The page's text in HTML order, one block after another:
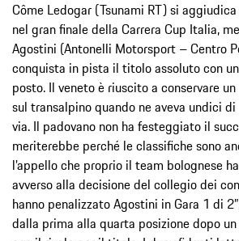
Côme Ledogar (Tsunami RT) si
nel gran finale della Carrera Cup Italia,
Agostini (Antonelli Motorsport – Centro
conquista in pista il titolo assoluto con
posto. Il veneto è riuscito a conservare
sul transalpino quando ne aveva undici
via. Il padovano non ha festeggiato il
meriterebbe perché le classifiche sono
l’appello che proprio il team bolognese
avverso alla decisione del collegio dei
hanno penalizzato Agostini in Gara 1 di
dalla prima alla quarta posizione dopo